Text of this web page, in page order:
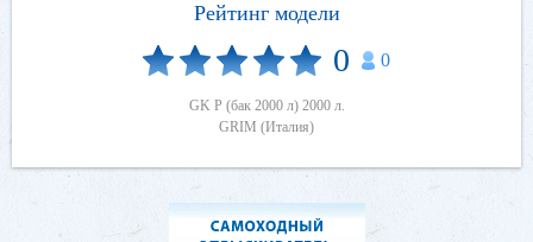
Рейтинг модели
0 0
GK Р (бак 2000 л) 2000 л.
GRIM (Италия)